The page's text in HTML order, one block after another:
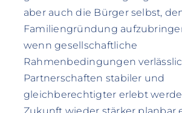
aber auch die Bürger selbst,
Familiengründung
wenn gesellschaftliche
Rahmenbedingungen
Partnerschaften stabiler und
gleichberechtigter erlebt